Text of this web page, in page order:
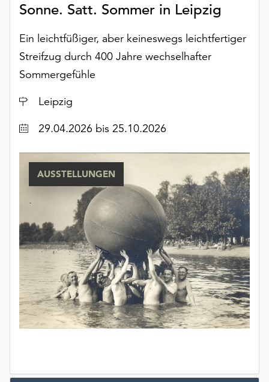
Sonne. Satt. Sommer in Leipzig
Ein leichtfüßiger, aber keineswegs leichtfertiger
Streifzug durch 400 Jahre wechselhafter
Sommergefühle
Ort
Leipzig
Datum29.04.2026 bis 25.10.2026
AUSSTELLUNGEN